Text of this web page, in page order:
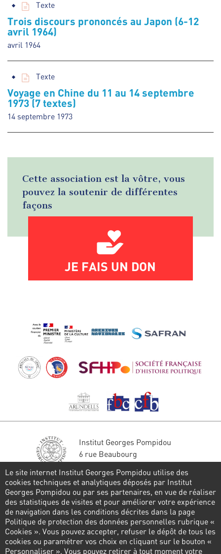
Texte
Trois discours prononcés au Japon (6-12
avril 1964)
avril 1964
Texte
Voyage en Chine du 11 au 14 septembre
1973 (7 textes)
14 septembre 1973
Cette association est la vôtre, vous
pouvez la soutenir de différentes
façons
JE FAIS UN DON
Institut Georges Pompidou
6 rue Beaubourg
Tél. : 01 44 78 41 22
Restons en contact
FORMULAIRE DE CONTACT
Suivez-nous
Le site internet Institut Georges Pompidou utilise des
cookies techniques et analytiques déposés par Institut
Georges Pompidou ou par ses partenaires, en vue de réaliser
des statistiques de visites et pour améliorer votre expérience
de navigation dans les conditions décrites dans la page
Politique de protection des données personnelles rubrique «
Cookies ». Vous pouvez accepter, refuser le dépôt de tous les
cookies ou paramétrer vos choix en cliquant sur le bouton «
Personnaliser ». Vous pouvez retirer à tout moment votre